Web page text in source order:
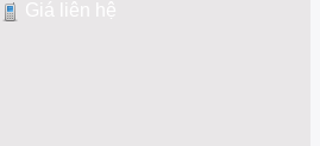
Giá liên hệ